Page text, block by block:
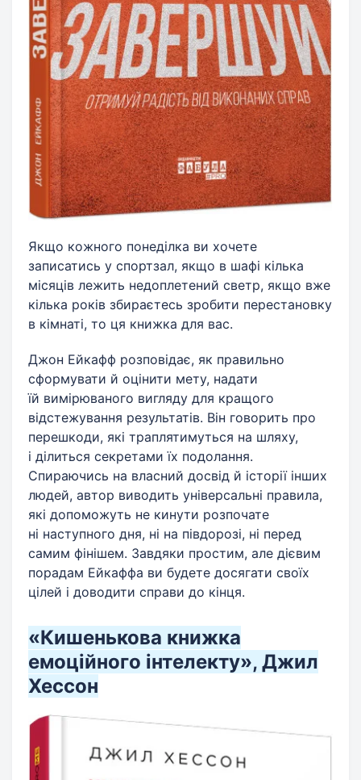
Якщо кожного понеділка ви хочете
записатись у спортзал, якщо в шафі кілька
місяців лежить недоплетений светр, якщо вже
кілька років збираєтесь зробити перестановку
в кімнаті, то ця книжка для вас.
Джон Ейкафф розповідає, як правильно
сформувати й оцінити мету, надати
їй вимірюваного вигляду для кращого
відстежування результатів. Він говорить про
перешкоди, які траплятимуться на шляху,
і ділиться секретами їх подолання.
Спираючись на власний досвід й історії інших
людей, автор виводить універсальні правила,
які допоможуть не кинути розпочате
ні наступного дня, ні на півдорозі, ні перед
самим фінішем. Завдяки простим, але дієвим
порадам Ейкаффа ви будете досягати своїх
цілей і доводити справи до кінця.
«Кишенькова книжка
емоційного інтелекту», Джил
Хессон